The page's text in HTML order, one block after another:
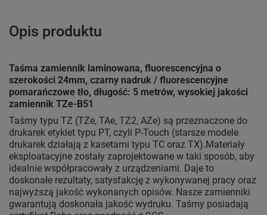
Opis produktu
Taśma zamiennik laminowana, fluorescencyjna o
szerokości 24mm, czarny nadruk / fluorescencyjne
pomarańczowe tło, długość: 5 metrów, wysokiej jakości
zamiennik TZe-B51
Taśmy typu TZ (TZe, TAe, TZ2, AZe) są przeznaczone do
drukarek etykiet typu PT, czyli P-Touch (starsze modele
drukarek działają z kasetami typu TC oraz TX).Materiały
eksploatacyjne zostały zaprojektowane w taki sposób, aby
idealnie współpracowały z urządzeniami. Daje to
doskonałe rezultaty, satysfakcję z wykonywanej pracy oraz
najwyższą jakość wykonanych opisów. Nasze zamienniki
gwarantują doskonała jakość wydruku. Taśmy posiadają